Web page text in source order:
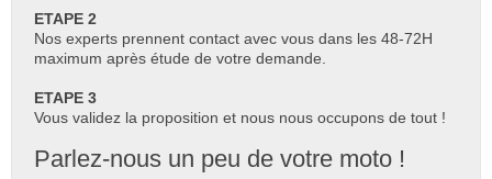
ETAPE 2
Nos experts prennent contact avec vous dans les 48-72H
maximum après étude de votre demande.
ETAPE 3
Vous validez la proposition et nous nous occupons de tout !
Parlez-nous un peu de votre moto !